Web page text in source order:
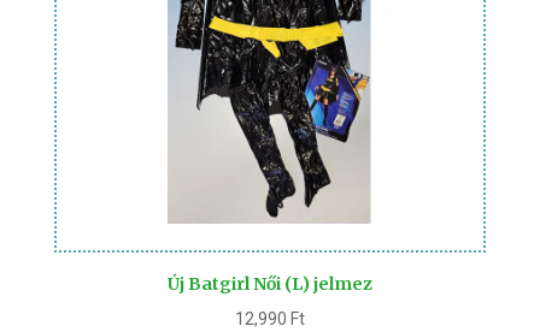
Új Batgirl Női (L) jelmez
12,990 Ft